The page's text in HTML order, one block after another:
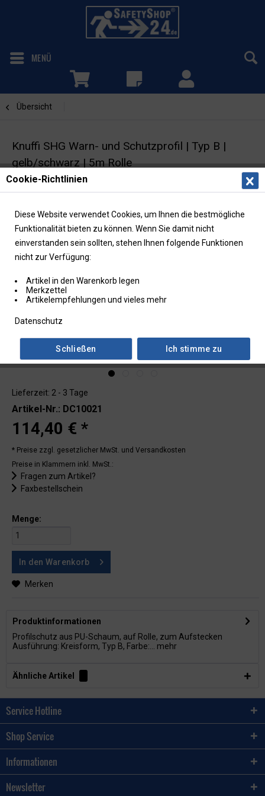
MENÜ
Übersicht
Knuffi SHG Warn- und Schutzprofil | Typ B |
gelb/schwarz | 5m Rolle
Lieferzeit: 2 - 3 Tage
Artikel-Nr.: DC10021
114,40 € *
* Preise zzgl. gesetzlicher MwSt. und Versandkosten
Preise in Klammern inkl. MwSt.:
Fragen zum Artikel?
Faxbestellschein
Menge:
In den Warenkorb
Merken
Produktinformationen
Profilschutz aus PU-Schaum, auf Rolle, zum Aufstecken
Ausführung: Kreisform, Typ B, Farbe:...
mehr
Ähnliche Artikel
Service Hotline
Shop Service
Informationen
Newsletter
Cookie-Richtlinien
Diese Website verwendet Cookies, um Ihnen die bestmögliche
Funktionalität bieten zu können. Wenn Sie damit nicht
einverstanden sein sollten, stehen Ihnen folgende Funktionen
nicht zur Verfügung:
Artikel in den Warenkorb legen
Merkzettel
Artikelempfehlungen und vieles mehr
Datenschutz
Ich stimme zu
Schließen